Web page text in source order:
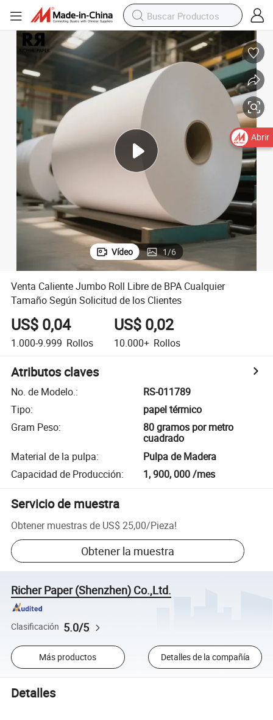
Vídeo 1/6
Venta Caliente Jumbo Roll Libre de BPA Cualquier
Tamaño Según Solicitud de los Clientes
US$ 0,04
1.000-9.999 Rollos
US$ 0,02
10.000+ Rollos
Atributos claves
No. de Modelo.:
RS-011789
Tipo:
papel térmico
Gram Peso:
80 gramos por metro
cuadrado
Material de la pulpa:
Pulpa de Madera
Capacidad de Producción: 1, 900, 000 /mes
Servicio de muestra
Obtener muestras de US$ 25,00/Pieza!
Obtener la muestra
Richer Paper (Shenzhen) Co.,Ltd.
Clasificación 5.0/5
Más productos Detalles de la compañía
Detalles
Abrir